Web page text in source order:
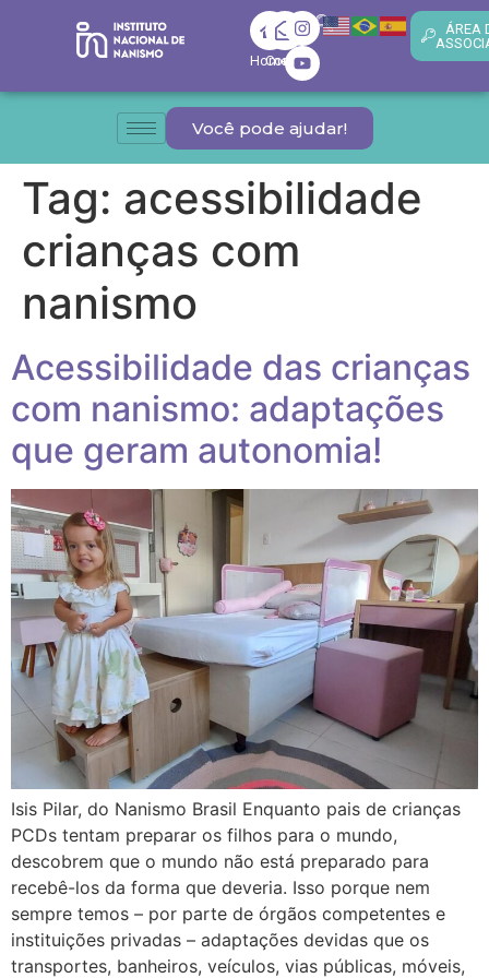
Home
Contato
ÁREA
Você pode ajudar!
Tag: acessibilidade
crianças com
nanismo
Acessibilidade das crianças
com nanismo: adaptações
que geram autonomia!
Isis Pilar, do Nanismo Brasil Enquanto pais de crianças
PCDs tentam preparar os filhos para o mundo,
descobrem que o mundo não está preparado para
recebê-los da forma que deveria. Isso porque nem
sempre temos – por parte de órgãos competentes e
instituições privadas – adaptações devidas que os
transportes, banheiros, veículos, vias públicas, móveis,